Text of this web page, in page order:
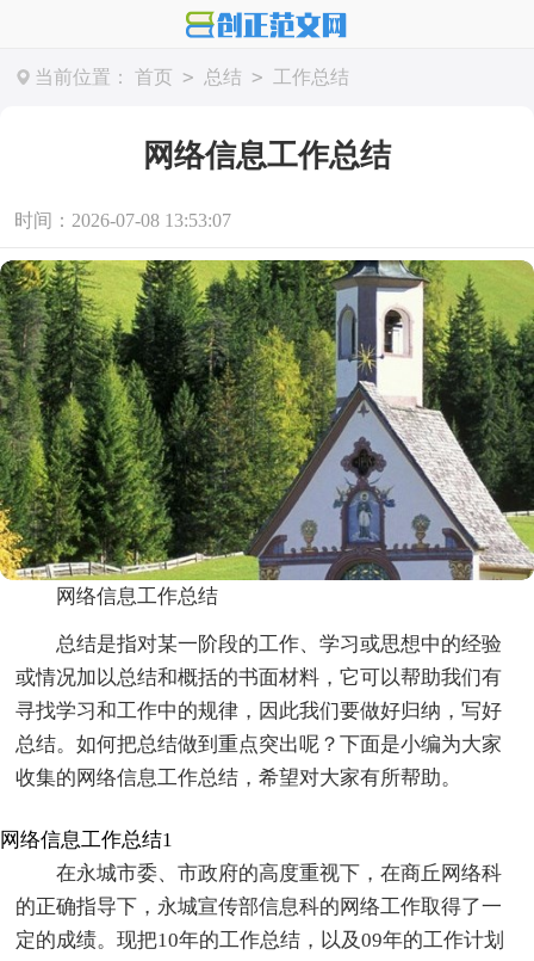
当前位置： 首页 > 总结 > 工作总结
网络信息工作总结
时间：2026-07-08 13:53:07
网络信息工作总结
总结是指对某一阶段的工作、学习或思想中的经验
或情况加以总结和概括的书面材料，它可以帮助我们有
寻找学习和工作中的规律，因此我们要做好归纳，写好
总结。如何把总结做到重点突出呢？下面是小编为大家
收集的网络信息工作总结，希望对大家有所帮助。
网络信息工作总结1
在永城市委、市政府的高度重视下，在商丘网络科
的正确指导下，永城宣传部信息科的网络工作取得了一
定的成绩。现把10年的工作总结，以及09年的工作计划